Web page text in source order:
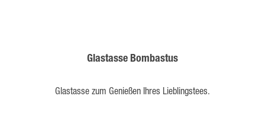
Glastasse Bombastus
Glastasse zum Genießen Ihres Lieblingstees.